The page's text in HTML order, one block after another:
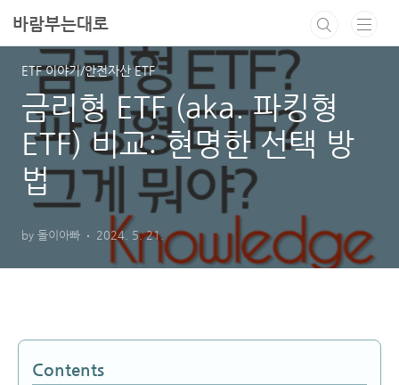
바람부는대로
ETF 이야기/안전자산 ETF
금리형 ETF (aka. 파킹형
ETF) 비교: 현명한 선택 방
법
by 돌이아빠 2024. 5. 21.
Contents